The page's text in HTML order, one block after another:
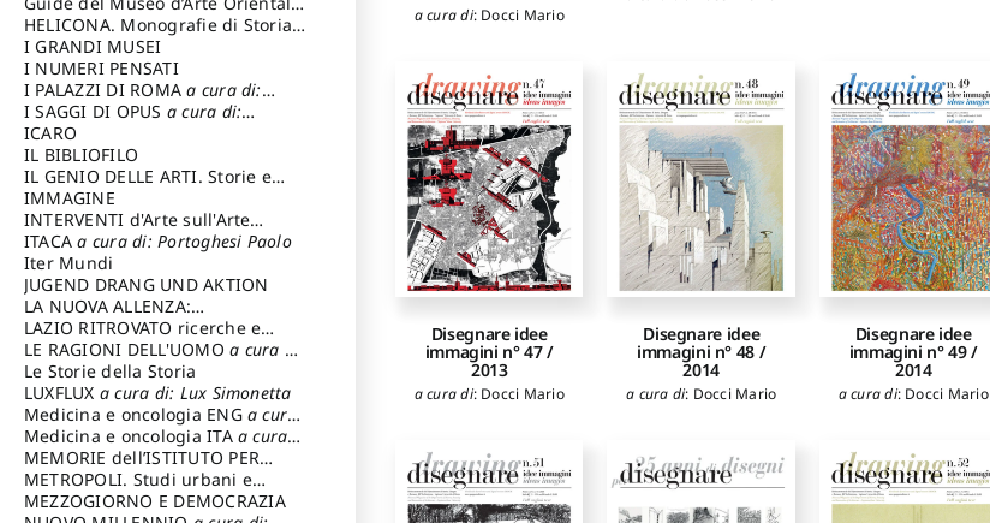
a cura di: Docci Mario
Disegnare idee
immagini n° 47 /
2013
a cura di: Docci Mario
Disegnare idee
immagini n° 48 /
2014
a cura di: Docci Mario
Disegnare idee
immagini n° 49 /
2014
a cura di: Docci Mario
“Giuseppe Tucci”
HELICONA. Monografie di Storia
dell'Artea cura di: Gallo Marco
I GRANDI MUSEI
I NUMERI PENSATI
I PALAZZI DI ROMAa cura di:
Ippoliti Alessandro
I SAGGI DI OPUS a cura di:
Scalesse Tommaso
ICARO
IL BIBLIOFILO
IL GENIO DELLE ARTI. Storie e
interpretazione
IMMAGINE
INTERVENTI d'Arte sull'Arte
dedicata alla cultura della
conservazione d’arte
Fondazione Paola Droghetti onlus
ITACAa cura di: Portoghesi Paolo
Iter Mundi
JUGEND DRANG UND AKTION
LA NUOVA ALLENZA:
ARCHITETTURA & AMBIENTE
LAZIO RITROVATO ricerche e
restauri
LE RAGIONI DELL'UOMOa cura di:
Lombardi Satriani Luigi
Le Storie della Storia
LUXFLUX a cura di: Lux Simonetta
Medicina e oncologia ENG a cura
di: Lopez Massimo
Medicina e oncologia ITA a cura
di: Lopez Massimo
MEMORIE dell’ISTITUTO PER
STORIA DEL RISORGIMENTO
METROPOLI. Studi urbani e
regionali
MEZZOGIORNO E DEMOCRAZIA